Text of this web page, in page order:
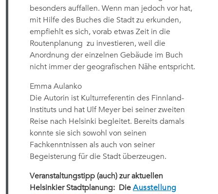
besonders auffallen. Wenn man jedoch vor hat,
mit Hilfe des Buches die Stadt zu erkunden,
empfiehlt es sich, vorab etwas Zeit in die
Routenplanung zu investieren, weil die
Anordnung der einzelnen Gebäude im Buch
nicht immer der geografischen Nähe entspricht.
Emma Aulanko
Die Autorin ist Kulturreferentin des Finnland-
Instituts und hat Ulf Meyer bei seiner zweiten
Reise nach Helsinki begleitet. Bereits damals
konnte sie sich sowohl von seinen
Fachkenntnissen als auch von seiner
Begeisterung für die Stadt überzeugen.
Veranstaltungstipp (auch) zur aktuellen
Helsinkier Stadtplanung: Die Ausstellung